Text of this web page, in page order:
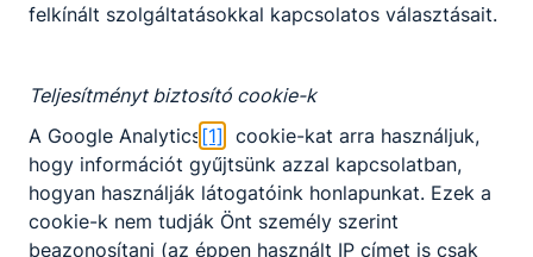
felkínált szolgáltatásokkal kapcsolatos választásait.
Teljesítményt biztosító cookie-k
A Google Analytics [1] cookie-kat arra használjuk,
hogy információt gyűjtsünk azzal kapcsolatban,
hogyan használják látogatóink honlapunkat. Ezek a
cookie-k nem tudják Önt személy szerint
beazonosítani (az éppen használt IP címet is csak